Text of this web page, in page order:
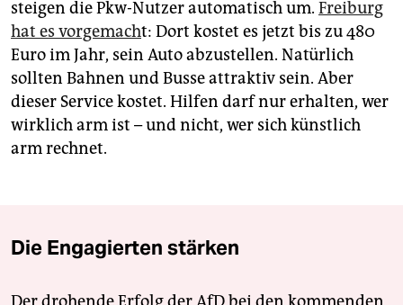
steigen die Pkw-Nutzer automatisch um. Freiburg
hat es vorgemacht: Dort kostet es jetzt bis zu 480
Euro im Jahr, sein Auto abzustellen. Natürlich
sollten Bahnen und Busse attraktiv sein. Aber
dieser Service kostet. Hilfen darf nur erhalten, wer
wirklich arm ist – und nicht, wer sich künstlich
arm rechnet.
Die Engagierten stärken